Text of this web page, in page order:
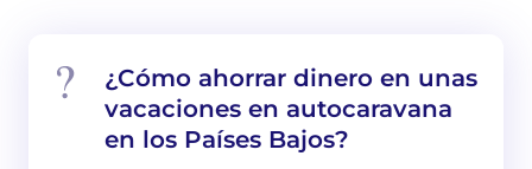
¿Cómo ahorrar dinero en unas
vacaciones en autocaravana
en los Países Bajos?